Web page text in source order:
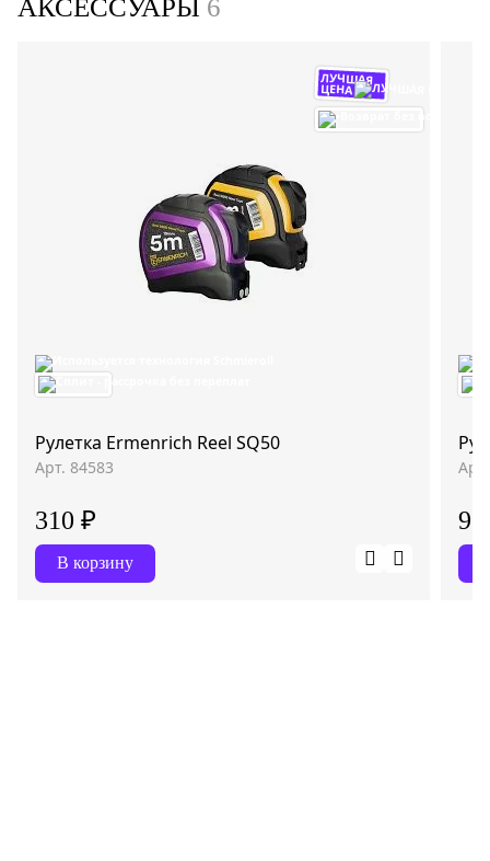
АКСЕССУАРЫ 6
ЛУЧШАЯ
ЦЕНА
Рулетка Ermenrich Reel SQ50
Арт. 84583
310 ₽
В корзину